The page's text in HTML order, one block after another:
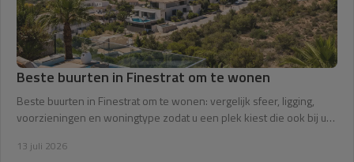
Beste buurten in Finestrat om te wonen
Beste buurten in Finestrat om te wonen: vergelijk sfeer, ligging,
voorzieningen en woningtype zodat u een plek kiest die ook bij uw
13 juli 2026